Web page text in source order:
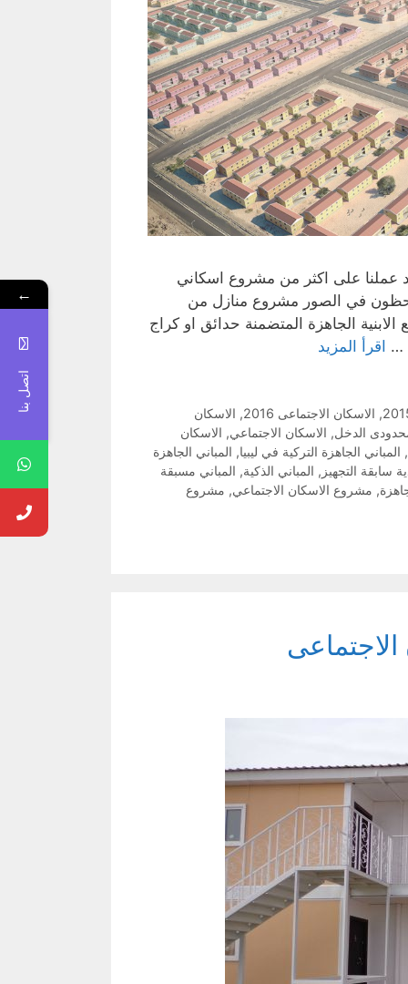
عملنا على اكثر من مشروع اسكاني
في الصور مشروع منازل من
الجاهزة المتضمنة حدائق او كراج
… اقرأ المزيد
, الاسكان الاجتماعى 2016 , الاسكان
الدخل, الاسكان الاجتماعي, الاسكان
, المباني الجاهزة التركية في ليبيا, المباني الجاهزة
سابقة التجهيز , المباني الذكية, المباني مسبقة
, مشروع الاسكان الاجتماعي, مشروع
←
اتصل بنا